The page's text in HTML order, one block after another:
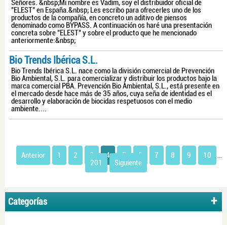
Señores. &nbsp;Mi nombre es Vadim, soy el distribuidor oficial de
"ELEST" en España.&nbsp; Les escribo para ofrecerles uno de los
productos de la compañía, en concreto un aditivo de piensos
denominado como BYPASS. A continuación os haré una presentación
concreta sobre "ELEST" y sobre el producto que he mencionado
anteriormente:&nbsp;
Bio Trends Ibérica S.L.
Bio Trends Ibérica S.L. nace como la división comercial de Prevención
Bio Ambiental, S.L. para comercializar y distribuir los productos bajo la
marca comercial PBA. Prevención Bio Ambiental, S.L., está presente en
el mercado desde hace más de 35 años, cuya seña de identidad es el
desarrollo y elaboración de biocidas respetuosos con el medio
ambiente....
Anterior 1 2 3 4 5 6 7 8 9 10 ...
201 Siguiente
Categorías